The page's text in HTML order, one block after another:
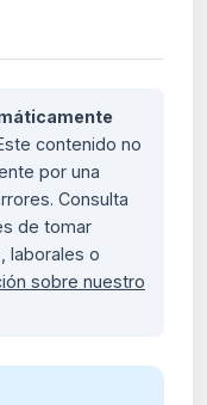
contenido no
por una
Consulta
de tomar
laborales o
sobre nuestro